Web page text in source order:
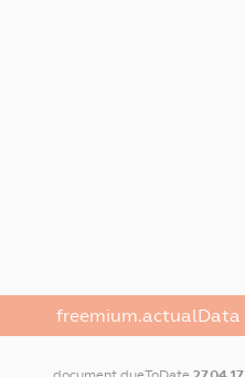
freemium.actualData